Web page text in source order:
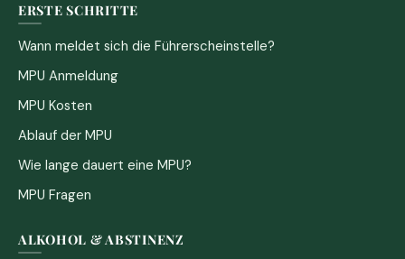
ERSTE SCHRITTE
Wann meldet sich die Führerscheinstelle?
MPU Anmeldung
MPU Kosten
Ablauf der MPU
Wie lange dauert eine MPU?
MPU Fragen
ALKOHOL & ABSTINENZ